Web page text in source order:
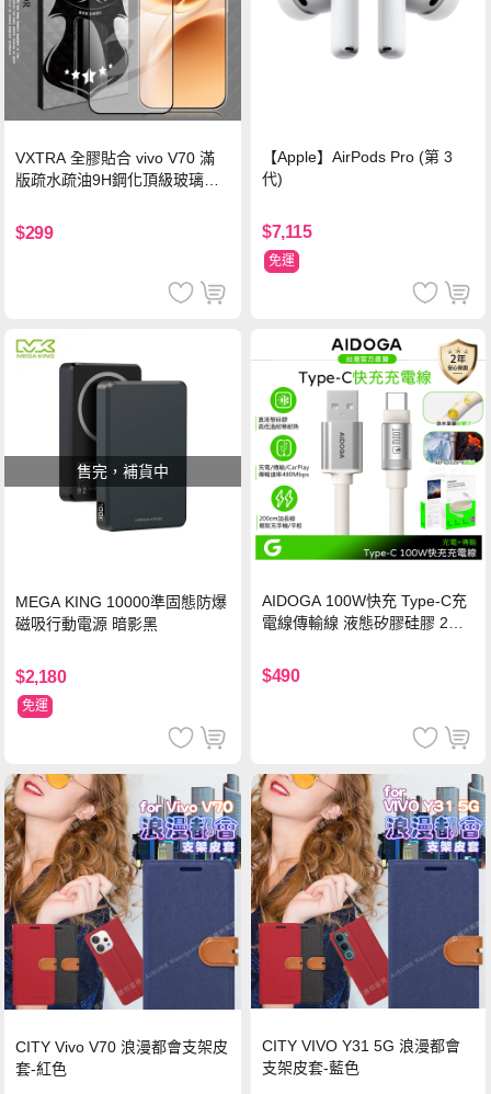
VXTRA 全膠貼合 vivo V70 滿
版疏水疏油9H鋼化頂級玻璃貼
$299
【Apple】AirPods Pro (第 3
代)
$7,115
免運
售完，補貨中
MEGA KING 10000準固態防爆
磁吸行動電源 暗影黑
$2,180
免運
AIDOGA 100W快充 Type-C充
電線傳輸線 液態矽膠硅膠 2M
$490
CITY Vivo V70 浪漫都會支架皮
套-紅色
CITY VIVO Y31 5G 浪漫都會
支架皮套-藍色